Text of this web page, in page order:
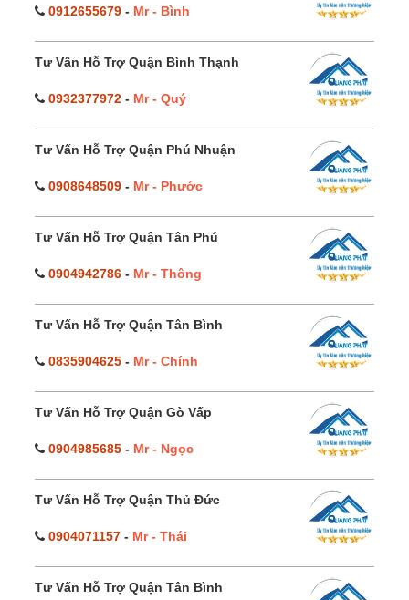
0912655679 - Mr - Bình
Tư Vấn Hỗ Trợ Quận Bình Thạnh
0932377972 - Mr - Quý
Tư Vấn Hỗ Trợ Quận Phú Nhuận
0908648509 - Mr - Phước
Tư Vấn Hỗ Trợ Quận Tân Phú
0904942786 - Mr - Thông
Tư Vấn Hỗ Trợ Quận Tân Bình
0835904625 - Mr - Chính
Tư Vấn Hỗ Trợ Quận Gò Vấp
0904985685 - Mr - Ngọc
Tư Vấn Hỗ Trợ Quận Thủ Đức
0904071157 - Mr - Thái
Tư Vấn Hỗ Trợ Quận Tân Bình